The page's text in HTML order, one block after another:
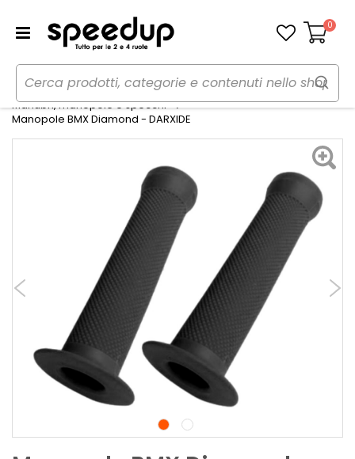
Carrello
0
Home Bici
Componenti e parti
Manubri, manopole e specchi
Manopole BMX Diamond - DARXIDE